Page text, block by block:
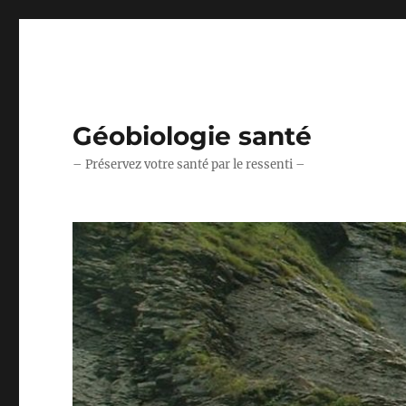
Géobiologie santé
– Préservez votre santé par le ressenti –